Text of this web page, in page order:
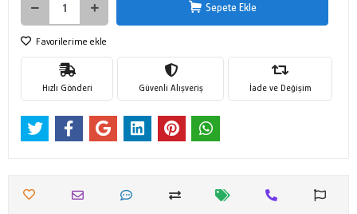
Sepete Ekle
Favorilerime ekle
Hızlı Gönderi Güvenli Alışveriş İade ve Değişim